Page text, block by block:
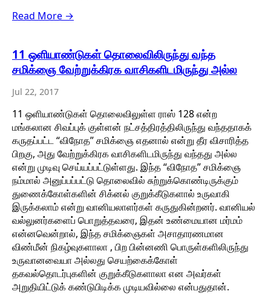
Read More →
11 ஒளியாண்டுகள் தொலைவிலிருந்து வந்த
சமிக்ஞை வேற்றுக்கிரக வாசிகளிடமிருந்து அல்ல
Jul 22, 2017
11 ஒளியாண்டுகள் தொலைவிலுள்ள ராஸ் 128 என்ற
மங்கலான சிவப்புக் குள்ளன் நட்சத்திரத்திலிருந்து வந்ததாகக்
கருதப்பட்ட “விநோத” சமிக்ஞை எதனால் என்று தீர விசாரித்த
பிறகு, அது வேற்றுக்கிரக வாசிகளிடமிருந்து வந்தது அல்ல
என்று முடிவு செய்யப்பட்டுள்ளது. இந்த “விநோத” சமிக்ஞை
நம்மால் அனுப்பப்பட்டு தொலைவில் சுற்றுக்கொண்டிருக்கும்
துணைக்கோள்களின் சிக்னல் குறுக்கீடுகளால் உருவாகி
இருக்கலாம் என்று வானியலாளர்கள் கருதுகின்றனர். வானியல்
வல்லுனர்களைப் பொறுத்தவரை, இதன் உண்மையான மர்மம்
என்னவென்றால், இந்த சமிக்ஞைகள் அசாதாரணமான
விண்மீன் நிகழ்வுகளாலா , பிற பின்னணி பொருள்களிலிருந்து
உருவானவையா அல்லது செயற்கைக்கோள்
தகவல்தொடர்புகளின் குறுக்கீடுகளாலா என அவர்கள்
அறுதியிட்டுக் கண்டுபிடிக்க முடியவில்லை என்பதுதான்.